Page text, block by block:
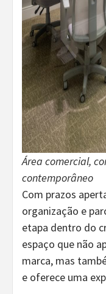
Área comercial,
contemporâneo
Com prazos
organização e
etapa dentro do
espaço que não
marca, mas
e oferece uma